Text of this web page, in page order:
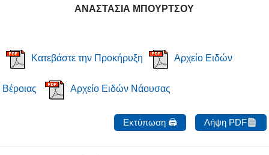
ΑΝΑΣΤΑΣΙΑ ΜΠΟΥΡΤΣΟΥ
Κατεβάστε την Προκήρυξη Αρχείο Ειδών
Βέροιας Αρχείο Ειδών Νάουσας
Εκτύπωση 🖨 Λήψη PDF